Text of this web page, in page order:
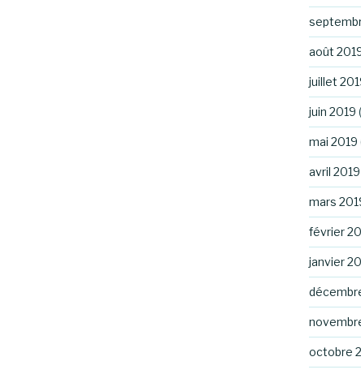
août
juillet
juin 2019
mai 2019
avril 2019
mars
février
janvier
octobre